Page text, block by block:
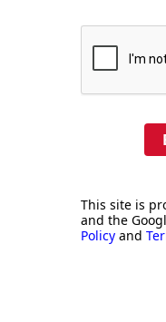
This site is
and the
Policy and